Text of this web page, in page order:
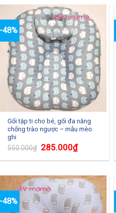
-48%
Gối tập ti cho bé, gối đa năng
chống trào ngược – mẫu mèo
ghi
550.000₫ 285.000₫
-48%